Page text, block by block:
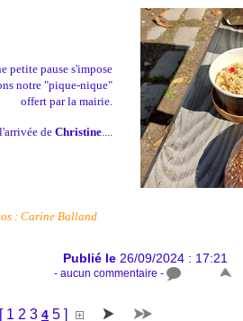
petite pause s'impose
notre "pique-nique"
offert par la mairie.
de Christine....
: Carine Balland
Publié le 26/09/2024 : 17:21
- aucun commentaire -
[ 1 2 3 4 5 ]